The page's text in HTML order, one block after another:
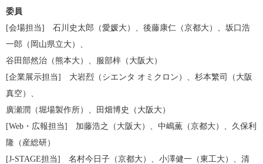
委員
[会場担当] 石川史太郎（愛媛大）、後藤康仁（京都大）、坂口浩
一郎（岡山県立大）、
谷田部然治（熊本大）、服部梓（大阪大）
[企業展示担当] 大岩烈（シエンタ オミクロン）、杉本繁司（大阪
真空）、
廣瀬潤（堀場製作所）、田畑博史（大阪大）
[Web・広報担当] 加藤浩之（大阪大）、中嶋薫（京都大）、久保利
隆（産総研）
[J-STAGE担当] 名村今日子（京都大）、小澤健一（東工大）、清